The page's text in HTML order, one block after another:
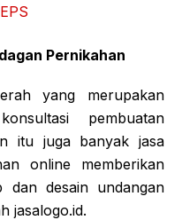
Pernikahan
yang merupakan
pembuatan
itu juga banyak jasa
online memberikan
dan desain undangan
jasalogo.id.